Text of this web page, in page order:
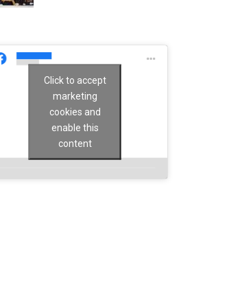
Click to accept
marketing
cookies and
enable this
content